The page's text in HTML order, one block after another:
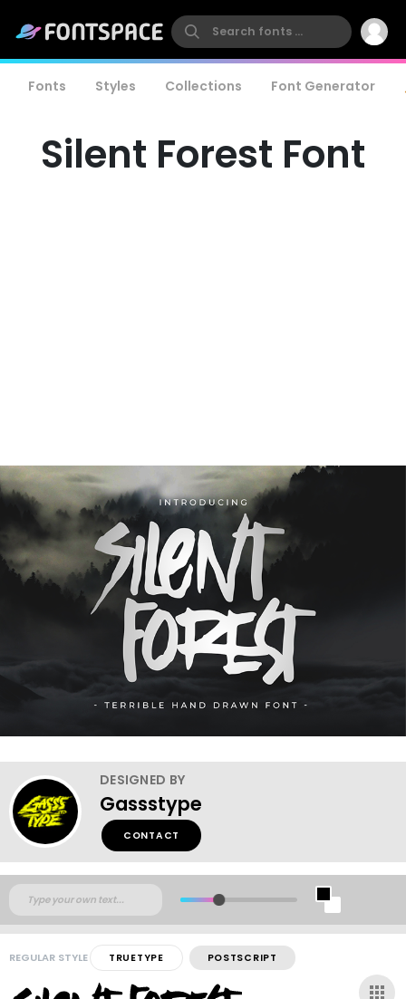
Fonts Styles Collections Font Generator
Silent Forest Font
DESIGNED BY
Gassstype
CONTACT
REGULAR STYLE TRUETYPE POSTSCRIPT